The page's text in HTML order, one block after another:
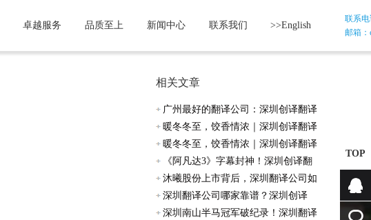
卓越服务 品质至上 新闻中心 联系我们 >>English
联系电
邮箱：
相关文章
广州最好的翻译公司：深圳创译翻译
Etrans，
暖冬冬至，饺香情浓｜深圳创译翻译
公司E
暖冬冬至，饺香情浓｜深圳创译翻译
公司E
《阿凡达3》字幕封神！深圳创译翻
译公司
沐曦股份上市背后，深圳翻译公司如
何助力
深圳翻译公司哪家靠谱？深圳创译
Etrans用实
深圳南山半马冠军破纪录！深圳翻译
TOP
咨询